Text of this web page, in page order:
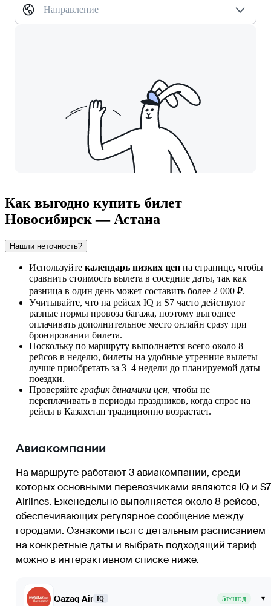
Направление
Как выгодно купить билет
Новосибирск — Астана
Нашли неточность?
Используйте календарь низких цен на странице, чтобы
сравнить стоимость вылета в соседние даты, так как
разница в один день может составить более 2 000 ₽.
Учитывайте, что на рейсах IQ и S7 часто действуют
разные нормы провоза багажа, поэтому выгоднее
оплачивать дополнительное место онлайн сразу при
бронировании билета.
Поскольку по маршруту выполняется всего около 8
рейсов в неделю, билеты на удобные утренние вылеты
лучше приобретать за 3–4 недели до планируемой даты
поездки.
Проверяйте график динамики цен, чтобы не
переплачивать в периоды праздников, когда спрос на
рейсы в Казахстан традиционно возрастает.
Авиакомпании
На маршруте работают 3 авиакомпании, среди
которых основными перевозчиками являются IQ и S7
Airlines. Еженедельно выполняется около 8 рейсов,
обеспечивающих регулярное сообщение между
городами. Ознакомиться с детальным расписанием
на конкретные даты и выбрать подходящий тариф
можно в интерактивном списке ниже.
Qazaq Air IQ 5Р/НЕД ▾